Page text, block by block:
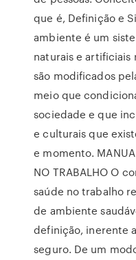
que é, Definição e
ambiente é um
naturais e artificiais
são modificados
meio que
sociedade e que
e culturais que
e momento.
NO TRABALHO O
saúde no trabalho
de ambiente
definição, inerente
seguro. De um